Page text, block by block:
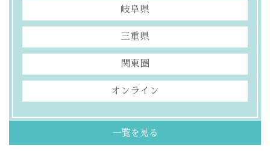
岐阜県
三重県
関東圏
オンライン
一覧を見る